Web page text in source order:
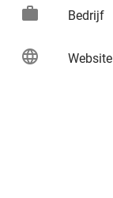
work Bedrijf
language Website